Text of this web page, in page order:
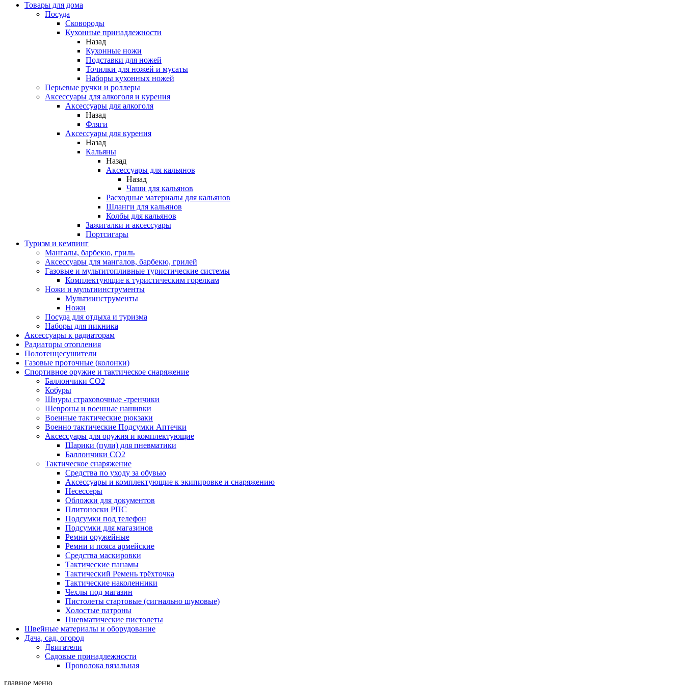
Товары для дома
Посуда
Сковороды
Кухонные принадлежности
Назад
Кухонные ножи
Подставки для ножей
Точилки для ножей и мусаты
Наборы кухонных ножей
Перьевые ручки и роллеры
Аксессуары для алкоголя и курения
Аксессуары для алкоголя
Назад
Фляги
Аксессуары для курения
Назад
Кальяны
Назад
Аксессуары для кальянов
Назад
Чаши для кальянов
Расходные материалы для кальянов
Шланги для кальянов
Колбы для кальянов
Зажигалки и аксессуары
Портсигары
Туризм и кемпинг
Мангалы, барбекю, гриль
Аксессуары для мангалов, барбекю, грилей
Газовые и мультитопливные туристические системы
Комплектующие к туристическим горелкам
Ножи и мультиинструменты
Мультиинструменты
Ножи
Посуда для отдыха и туризма
Наборы для пикника
Аксессуары к радиаторам
Радиаторы отопления
Полотенцесушители
Газовые проточные (колонки)
Спортивное оружие и тактическое снаряжение
Баллончики CO2
Кобуры
Шнуры страховочные -тренчики
Шевроны и военные нашивки
Военные тактические рюкзаки
Военно тактические Подсумки Аптечки
Аксессуары для оружия и комплектующие
Шарики (пули) для пневматики
Баллончики CO2
Тактическое снаряжение
Средства по уходу за обувью
Аксессуары и комплектующие к экипировке и снаряжению
Несессеры
Обложки для документов
Плитоноски РПС
Подсумки под телефон
Подсумки для магазинов
Ремни оружейные
Ремни и пояса армейские
Средства маскировки
Тактические панамы
Тактический Ремень трёхточка
Тактические наколенники
Чехлы под магазин
Пистолеты стартовые (сигнально шумовые)
Холостые патроны
Пневматические пистолеты
Швейные материалы и оборудование
Дача, сад, огород
Двигатели
Садовые принадлежности
Проволока вязальная
главное меню